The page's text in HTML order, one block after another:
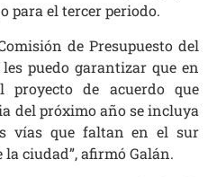
para el tercer periodo.
de Presupuesto del
puedo garantizar que en
proyecto de acuerdo que
del próximo año se incluya
vías que faltan en el sur
ciudad”, afirmó Galán.